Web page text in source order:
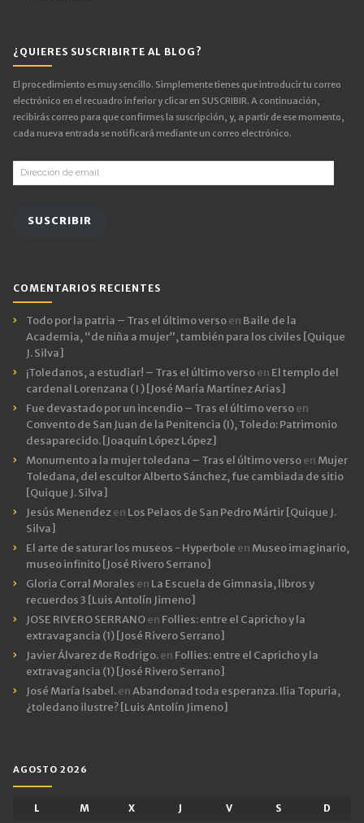
¿QUIERES SUSCRIBIRTE AL BLOG?
El procedimiento es muy sencillo. Simplemente tienes que introducir tu correo
electrónico en el recuadro inferior y clicar en SUSCRIBIR. A continuación,
recibirás correo para que confirmes la suscripción, y, a partir de ese momento,
cada nueva entrada se notificará mediante un correo electrónico.
Dirección
de
SUSCRIBIR
COMENTARIOS RECIENTES
Todo por la patria – Tras el último versoen Baile de la
Academia, “de niña a mujer”, también para los civiles [Quique
J. Silva]
¡Toledanos, a estudiar! – Tras el último versoen El templo del
cardenal Lorenzana ( I ) [José María Martínez Arias]
Fue devastado por un incendio – Tras el último versoen
Convento de San Juan de la Penitencia (I), Toledo: Patrimonio
desaparecido. [Joaquín López López]
Monumento a la mujer toledana – Tras el último versoen Mujer
Toledana, del escultor Alberto Sánchez, fue cambiada de sitio
[Quique J. Silva]
Jesús Menendezen Los Pelaos de San Pedro Mártir [Quique J.
Silva]
El arte de saturar los museos - Hyperbole en Museo imaginario,
museo infinito [José Rivero Serrano]
Gloria Corral Morales en La Escuela de Gimnasia, libros y
recuerdos 3 [Luis Antolín Jimeno]
JOSE RIVERO SERRANOen Follies: entre el Capricho y la
extravagancia (1) [José Rivero Serrano]
Javier Álvarez de Rodrigo.en Follies: entre el Capricho y la
extravagancia (1) [José Rivero Serrano]
José María Isabel.enAbandonad toda esperanza. Ilia Topuria,
¿toledano ilustre? [Luis Antolín Jimeno]
AGOSTO 2026
L M X J V S
D